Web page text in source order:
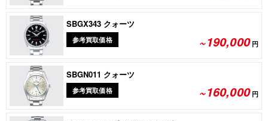
SBGX343 クォーツ
参考買取価格 ~190,000円
SBGN011 クォーツ
参考買取価格 ~160,000円